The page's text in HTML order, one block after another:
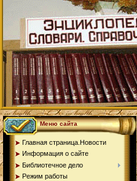
Меню сайта
Главная страница.Новости
Информация о сайте
Библиотечное дело
Режим работы